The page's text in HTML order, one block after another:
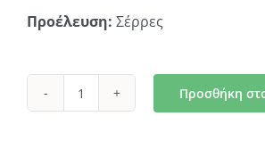
Προέλευση: Σέρρες
Μπουκίτσες
Προσθήκη